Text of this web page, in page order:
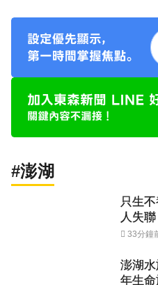
#澎湖
只生
人失
33分鐘
澎湖
年生